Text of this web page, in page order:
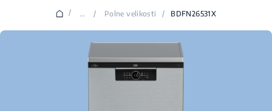
/ ... / Polne velikosti / BDFN26531X